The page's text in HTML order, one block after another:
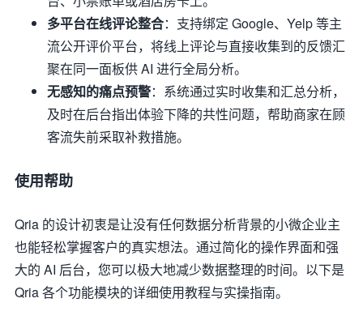
多平台在线评论整合：支持绑定 Google、Yelp 等主
流公开评价平台，将线上评论与直接收集到的反馈汇
聚在同一面板供 AI 进行全局分析。
无感知的痛点预警：系统通过实时收集和汇总分析，
及时在后台指出体验下降的共性问题，帮助商家在顾
客流失前采取补救措施。
使用帮助
Qria 的设计初衷是让没有任何数据分析背景的小微企业主
也能轻松掌握客户的真实想法。通过简化的操作界面和强
大的 AI 后台，您可以极大地减少数据整理的时间。以下是
Qria 各个功能模块的详细使用教程与实操指南。